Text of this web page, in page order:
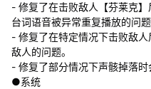
- 修复了在击败敌人【芬莱克
台词语音被异常重复播放的问题
- 修复了在特定情况下击败敌
敌人的问题。
- 修复了部分情况下声骸掉落时
●系统